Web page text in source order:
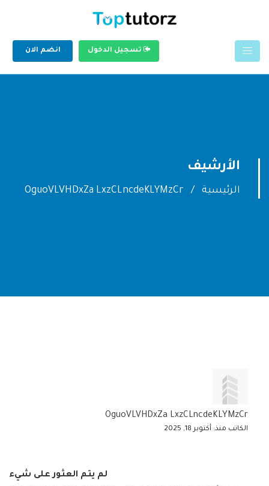
تسجيل الدخول انضم الان
الأرشيف
الرئيسية OguoVLVHDxZa LxzCLncdeKLYMzCr
OguoVLVHDxZa LxzCLncdeKLYMzCr
الكاتب منذ: أكتوبر 18, 2025
لم يتم العثور على شيء